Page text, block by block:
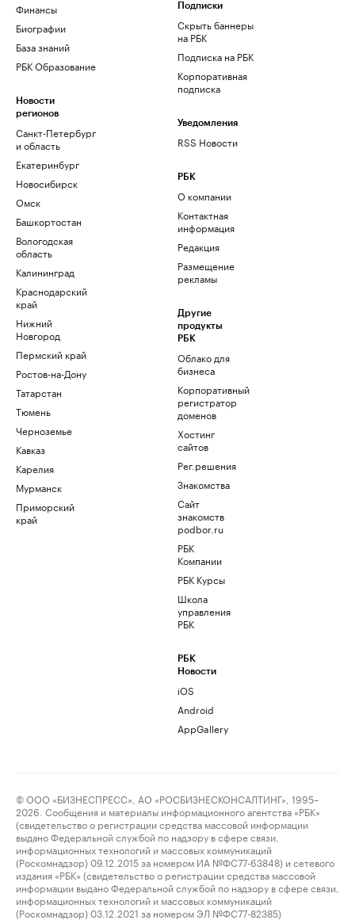
Финансы
Биографии
База знаний
РБК Образование
Новости
регионов
Санкт-Петербург
и область
Екатеринбург
Новосибирск
Омск
Башкортостан
Вологодская
область
Калининград
Краснодарский
край
Нижний
Новгород
Пермский край
Ростов-на-Дону
Татарстан
Тюмень
Черноземье
Кавказ
Карелия
Мурманск
Приморский
край
Подписки
Скрыть баннеры
на РБК
Подписка на РБК
Корпоративная
подписка
Уведомления
RSS Новости
РБК
О компании
Контактная
информация
Редакция
Размещение
рекламы
Другие
продукты
РБК
Облако для
бизнеса
Корпоративный
регистратор
доменов
Хостинг
сайтов
Рег.решения
Знакомства
Сайт
знакомств
podbor.ru
РБК
Компании
РБК Курсы
Школа
управления
РБК
РБК
Новости
iOS
Android
AppGallery
© ООО «БИЗНЕСПРЕСС», АО «РОСБИЗНЕСКОНСАЛТИНГ», 1995–
2026. Сообщения и материалы информационного агентства «РБК»
(свидетельство о регистрации средства массовой информации
выдано Федеральной службой по надзору в сфере связи,
информационных технологий и массовых коммуникаций
(Роскомнадзор) 09.12.2015 за номером ИА №ФС77-63848) и сетевого
издания «РБК» (свидетельство о регистрации средства массовой
информации выдано Федеральной службой по надзору в сфере связи,
информационных технологий и массовых коммуникаций
(Роскомнадзор) 03.12.2021 за номером ЭЛ №ФС77-82385)